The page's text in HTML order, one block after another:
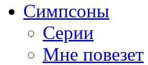
Симпсоны
Серии
Мне повезет